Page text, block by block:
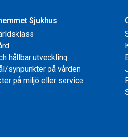
Sjukhus
hållbar utveckling
synpunkter på vården
på miljö eller service